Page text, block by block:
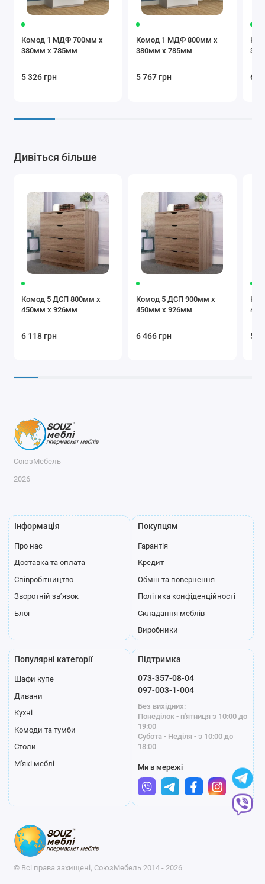
Комод 1 МДФ 700мм x
380мм x 785мм
5 326 грн
Комод 1 МДФ 800мм x
380мм x 785мм
5 767 грн 6
Дивіться більше
Комод 5 ДСП 800мм x
450мм x 926мм
6 118 грн
Комод 5 ДСП 900мм x
450мм x 926мм
6 466 грн 5
СоюзМебель
2026
Інформація
Про нас
Доставка та оплата
Співробітництво
Зворотній зв’язок
Блог
Покупцям
Гарантія
Кредит
Обмін та повернення
Політика конфіденційності
Складання меблів
Виробники
Популярні категорії
Шафи купе
Дивани
Кухні
Комоди та тумби
Столи
М'які меблі
Підтримка
073-357-08-04
097-003-1-004
Без вихідних:
Понеділок - п'ятниця з 10:00 до
19:00
Субота - Неділя - з 10:00 до
18:00
Ми в мережі
© Всі права захищені, СоюзМебель 2014 - 2026